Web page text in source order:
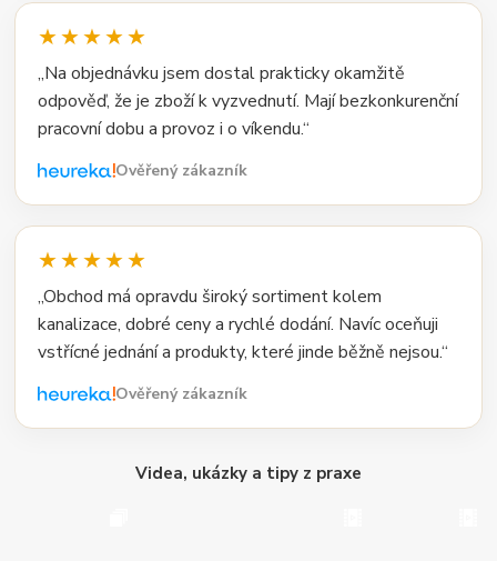
★★★★★
„Na objednávku jsem dostal prakticky okamžitě
odpověď, že je zboží k vyzvednutí. Mají bezkonkurenční
pracovní dobu a provoz i o víkendu.“
Ověřený zákazník
★★★★★
„Obchod má opravdu široký sortiment kolem
kanalizace, dobré ceny a rychlé dodání. Navíc oceňuji
vstřícné jednání a produkty, které jinde běžně nejsou.“
Ověřený zákazník
Videa, ukázky a tipy z praxe